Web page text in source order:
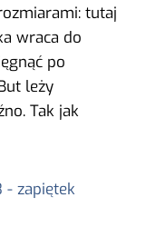
tutaj
wraca do
po
leży
Tak jak